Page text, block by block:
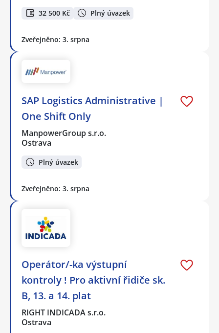
32 500 Kč Plný úvazek
Zveřejněno: 3. srpna
SAP Logistics Administrative |
One Shift Only
ManpowerGroup s.r.o.
Ostrava
Plný úvazek
Zveřejněno: 3. srpna
Operátor/-ka výstupní
kontroly ! Pro aktivní řidiče sk.
B, 13. a 14. plat
RIGHT INDICADA s.r.o.
Ostrava